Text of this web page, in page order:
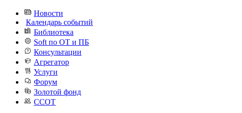
Новости
Календарь событий
Библиотека
Soft по ОТ и ПБ
Консультации
Агрегатор
Услуги
Форум
Золотой фонд
ССОТ